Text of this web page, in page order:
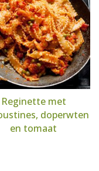
Reginette met
doperwten
en tomaat